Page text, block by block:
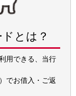
とは？
用できる、当行
でお借入・ご返